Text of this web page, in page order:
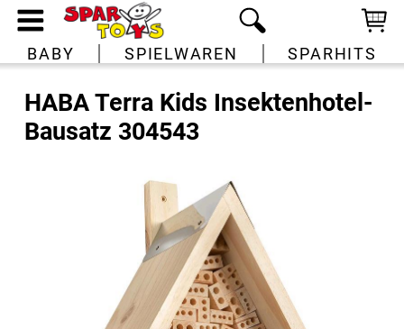
BABY SPIELWAREN SPARHITS
HABA Terra Kids Insektenhotel-
Bausatz 304543